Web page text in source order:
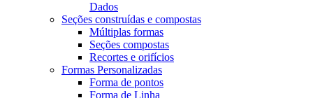
Dados
Seções construídas e compostas
Múltiplas formas
Seções compostas
Recortes e orifícios
Formas Personalizadas
Forma de pontos
Forma de Linha